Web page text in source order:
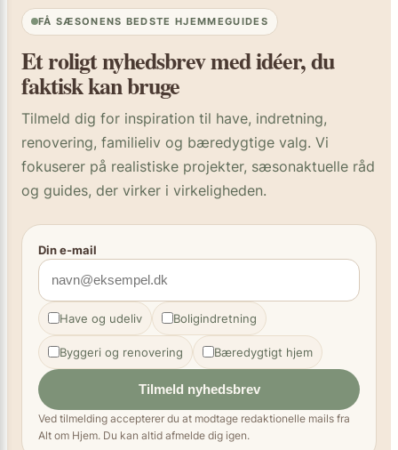
FÅ SÆSONENS BEDSTE HJEMMEGUIDES
Et roligt nyhedsbrev med idéer, du
faktisk kan bruge
Tilmeld dig for inspiration til have, indretning,
renovering, familieliv og bæredygtige valg. Vi
fokuserer på realistiske projekter, sæsonaktuelle råd
og guides, der virker i virkeligheden.
Din e-mail
Have og udeliv Boligindretning
Byggeri og renovering Bæredygtigt hjem
Tilmeld nyhedsbrev
Ved tilmelding accepterer du at modtage redaktionelle mails fra
Alt om Hjem. Du kan altid afmelde dig igen.